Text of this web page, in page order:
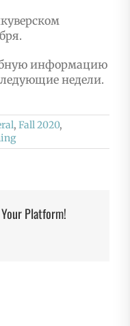
информацию
недели.
, Fall 2020,
Platform!